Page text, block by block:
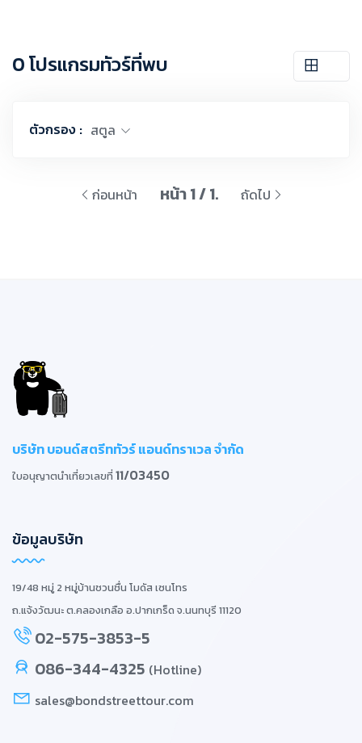
0 โปรแกรมทัวร์ที่พบ
ตัวกรอง : สตูล
ก่อนหน้า หน้า 1 / 1. ถัดไป
บริษัท บอนด์สตรีททัวร์ แอนด์ทราเวล จำกัด
ใบอนุญาตนำเที่ยวเลขที่ 11/03450
ข้อมูลบริษัท
19/48 หมู่ 2 หมู่บ้านชวนชื่น โมดัส เซนโทร
ถ.แจ้งวัฒนะ ต.คลองเกลือ อ.ปากเกร็ด จ.นนทบุรี 11120
02-575-3853-5
086-344-4325 (Hotline)
sales@bondstreettour.com